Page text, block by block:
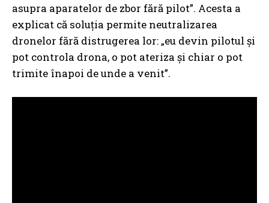
asupra aparatelor de zbor fără pilot”. Acesta a
explicat că soluția permite neutralizarea
dronelor fără distrugerea lor: „eu devin pilotul și
pot controla drona, o pot ateriza și chiar o pot
trimite înapoi de unde a venit”.